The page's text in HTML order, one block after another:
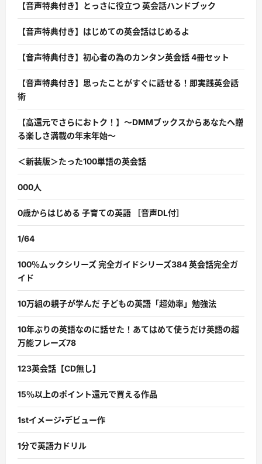
【音声特典付き】とっさに役立つ 英会話ハンドブック
【音声特典付き】はじめての英会話はじめるよ
【音声特典付き】初心者の為のカンタン英会話 4冊セット
【音声特典付き】思ったことがすぐに話せる！即実践英会話
術
【高還元でさらにおトク！】〜DMMブックスからあなたへ贈
る楽しさ満載の年末年始〜
＜新装版＞たった100単語の英会話
000人
0歳からはじめる 子育ての英語 ［音声DL付］
1/64
100％ムックシリーズ 完全ガイドシリーズ384 英会話完全ガ
イド
10万組の親子が学んだ 子どもの英語「超効率」勉強法
10年ぶりの英語なのに話せた！あてはめて使うだけ英語の超
万能フレーズ78
123英会話【CD無し】
15％以上のポイント還元で買える作品
1stイメージ・デビュー作
1分で英語力ドリル